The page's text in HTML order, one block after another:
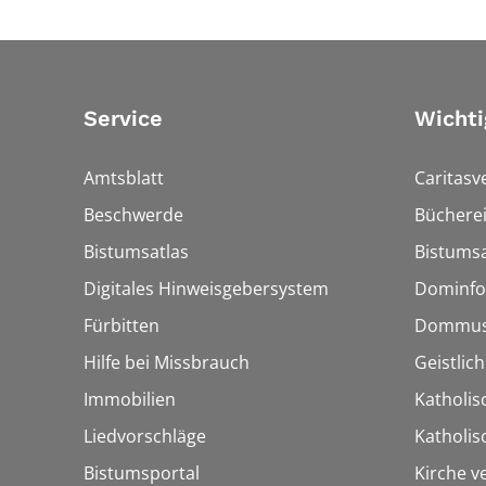
Service
Amtsblatt
Beschwerde
Bistumsatlas
Digitales Hinweisgebersystem
Fürbitten
Hilfe bei Missbrauch
Immobilien
Liedvorschläge
Bistumsportal
Dominfo
Kirche